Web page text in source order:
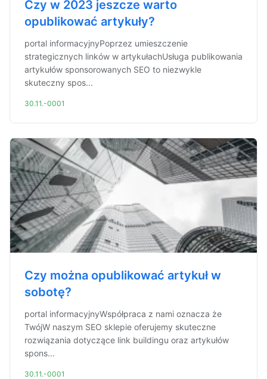
Czy w 2023 jeszcze warto
opublikować artykuły?
portal informacyjnyPoprzez umieszczenie
strategicznych linków w artykułachUsługa publikowania
artykułów sponsorowanych SEO to niezwykle
skuteczny spos...
30.11.-0001
Czy można opublikować artykuł w
sobotę?
portal informacyjnyWspółpraca z nami oznacza że
TwójW naszym SEO sklepie oferujemy skuteczne
rozwiązania dotyczące link buildingu oraz artykułów
spons...
30.11.-0001